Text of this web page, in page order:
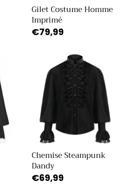
Gilet Costume Homme
Imprimé
Prix
€79,99
Chemise Steampunk
Dandy
Prix
€69,99